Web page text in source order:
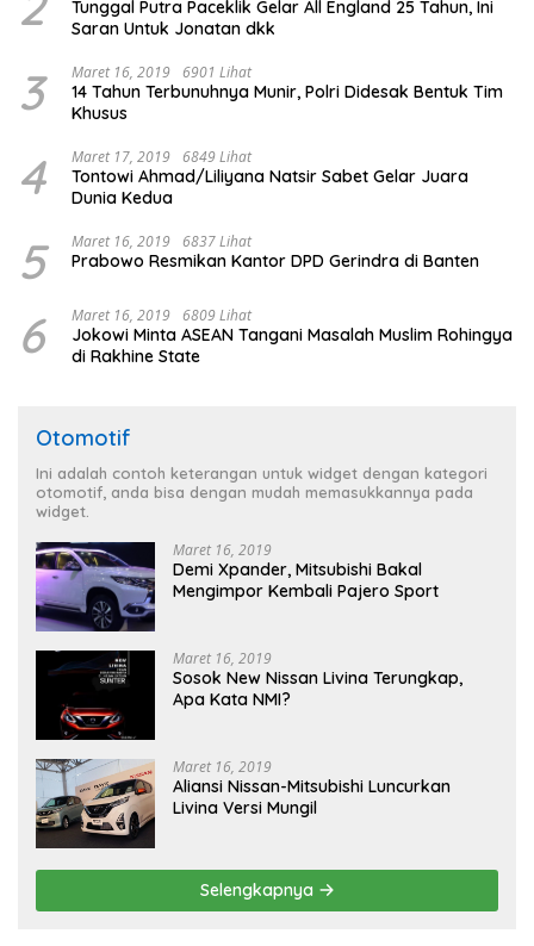
Tunggal Putra Paceklik Gelar All England 25 Tahun, Ini
Saran Untuk Jonatan dkk
3 Maret 16, 2019 6901 Lihat
14 Tahun Terbunuhnya Munir, Polri Didesak Bentuk Tim
Khusus
4 Maret 17, 2019 6849 Lihat
Tontowi Ahmad/Liliyana Natsir Sabet Gelar Juara
Dunia Kedua
5 Maret 16, 2019 6837 Lihat
Prabowo Resmikan Kantor DPD Gerindra di Banten
6 Maret 16, 2019 6809 Lihat
Jokowi Minta ASEAN Tangani Masalah Muslim Rohingya
di Rakhine State
Otomotif
Ini adalah contoh keterangan untuk widget dengan kategori
otomotif, anda bisa dengan mudah memasukkannya pada
widget.
Maret 16, 2019
Demi Xpander, Mitsubishi Bakal
Mengimpor Kembali Pajero Sport
Maret 16, 2019
Sosok New Nissan Livina Terungkap,
Apa Kata NMI?
Maret 16, 2019
Aliansi Nissan-Mitsubishi Luncurkan
Livina Versi Mungil
Selengkapnya